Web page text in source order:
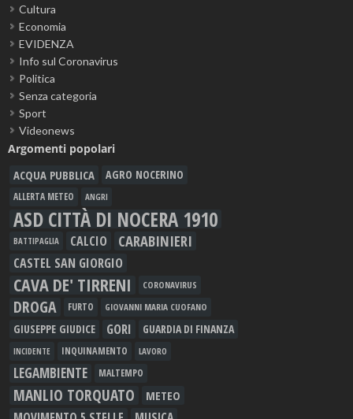
Cultura
Economia
EVIDENZA
Info sul Coronavirus
Politica
Senza categoria
Sport
Videonews
Argomenti popolari
ACQUA PUBBLICA AGRO NOCERINO
ALLERTA METEO ANGRI
ASD CITTÀ DI NOCERA 1910
BATTIPAGLIA CALCIO CARABINIERI
CASTEL SAN GIORGIO
CAVA DE' TIRRENI CORONAVIRUS
DROGA FURTO GIOVANNI MARIA CUOFANO
GIUSEPPE GIUDICE GORI GUARDIA DI FINANZA
INCIDENTE INQUINAMENTO LAVORO
LEGAMBIENTE MALTEMPO
MANLIO TORQUATO METEO